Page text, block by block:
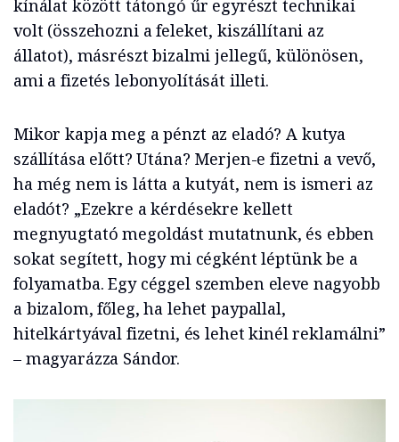
kínálat között tátongó űr egyrészt technikai
volt (összehozni a feleket, kiszállítani az
állatot), másrészt bizalmi jellegű, különösen,
ami a fizetés lebonyolítását illeti.
Mikor kapja meg a pénzt az eladó? A kutya
szállítása előtt? Utána? Merjen-e fizetni a vevő,
ha még nem is látta a kutyát, nem is ismeri az
eladót? „Ezekre a kérdésekre kellett
megnyugtató megoldást mutatnunk, és ebben
sokat segített, hogy mi cégként léptünk be a
folyamatba. Egy céggel szemben eleve nagyobb
a bizalom, főleg, ha lehet paypallal,
hitelkártyával fizetni, és lehet kinél reklamálni”
– magyarázza Sándor.